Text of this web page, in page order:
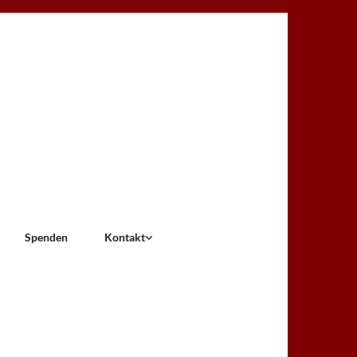
Spenden Kontakt